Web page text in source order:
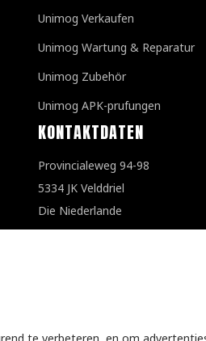
Unimog Verkaufen
Unimog Wartung & Reparatur
Unimog Zubehör
Unimog APK-prufungen
KONTAKTDATEN
Provincialeweg 94-98
5334 JK Velddriel
Die Niederlande